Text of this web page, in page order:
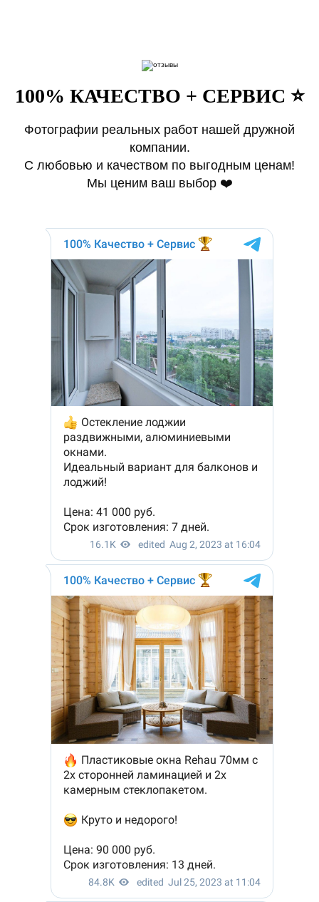
100% КАЧЕСТВО + СЕРВИС ⭐️
Фотографии реальных работ нашей дружной
компании.
С любовью и качеством по выгодным ценам!
Мы ценим ваш выбор ❤️